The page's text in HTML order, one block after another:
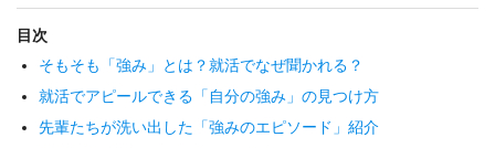
目次
そもそも「強み」とは？就活でなぜ聞かれる？
就活でアピールできる「自分の強み」の見つけ方
先輩たちが洗い出した「強みのエピソード」紹介